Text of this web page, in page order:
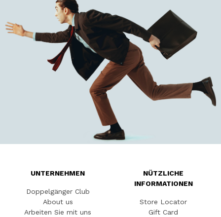
UNTERNEHMEN
Doppelgänger Club
About us
Arbeiten Sie mit uns
NÜTZLICHE
INFORMATIONEN
Store Locator
Gift Card